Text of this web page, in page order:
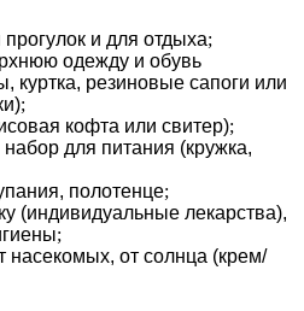
и для отдыха;
одежду и обувь
резиновые сапоги или
;
кофта или свитер);
для питания (кружка,
полотенце;
(индивидуальные лекарства),
;
насекомых, от солнца (крем/